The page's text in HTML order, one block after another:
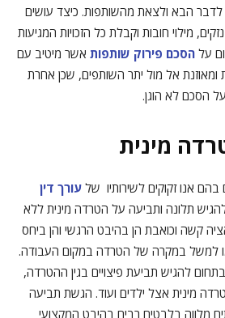
לדבר הבא ולצאת מהשותפות. כיצד עושים
מילוי חובות וקבלת כל הזכויות המגיעות
על הסכם פירוק שותפות אשר מיטיב עם
אל מול יתר השותפים, שכן אחרת
הסכם לא הוגן.
מינית
אנו זקוקים לשירותיו של עורך דין
תלונה ותביעה על הטרדה מינית ללא
קשה וכואבת הן בהיבט הרגשי והן ביחס
למשל במקרה של הטרדה במקום העבודה.
להגיש תביעת פיצויים בגין ההטרדה,
מינית אצל ילדים ועוד. הגשת תביעה
מלווה בלבטים רבים בהיבט המקצועי